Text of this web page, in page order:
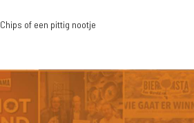
Chips of een pittig nootje